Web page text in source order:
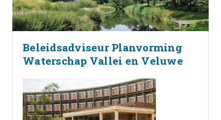
VACATURES
INLOGGEN
Beleidsadviseur Planvorming
Waterschap Vallei en Veluwe